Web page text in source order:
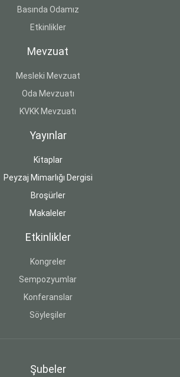
Basında Odamız
Etkinlikler
Mevzuat
Mesleki Mevzuat
Oda Mevzuatı
KVKK Mevzuatı
Yayınlar
Kitaplar
Peyzaj Mimarlığı Dergisi
Broşürler
Makaleler
Etkinlikler
Kongreler
Sempozyumlar
Konferanslar
Söyleşiler
Şubeler